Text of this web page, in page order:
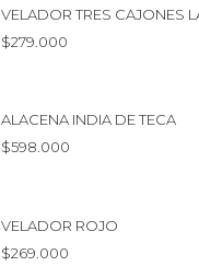
VELADOR TRES CAJONES
$279.000
ALACENA INDIA DE TECA
$598.000
VELADOR ROJO
$269.000